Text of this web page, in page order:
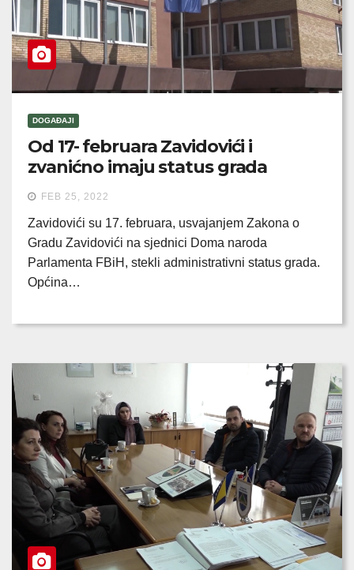
DOGAĐAJI
Od 17- februara Zavidovići i
zvanićno imaju status grada
FEB 25, 2022
Zavidovići su 17. februara, usvajanjem Zakona o
Gradu Zavidovići na sjednici Doma naroda
Parlamenta FBiH, stekli administrativni status grada.
Općina…